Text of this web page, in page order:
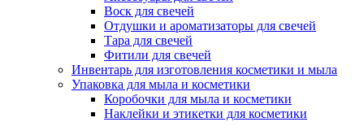
Воск для свечей
Отдушки и ароматизаторы для свечей
Тара для свечей
Фитили для свечей
Инвентарь для изготовления косметики и мыла
Упаковка для мыла и косметики
Коробочки для мыла и косметики
Наклейки и этикетки для косметики